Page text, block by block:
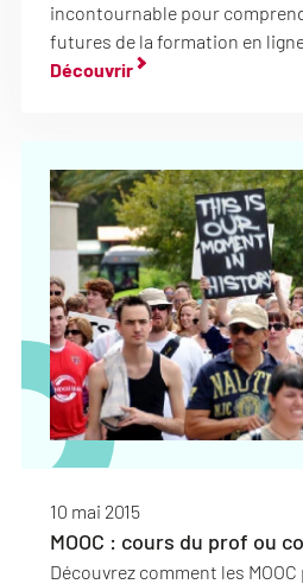
incontournable pour
futures de la formation en
Découvrir
10 mai 2015
MOOC : cours du prof ou
Découvrez comment les